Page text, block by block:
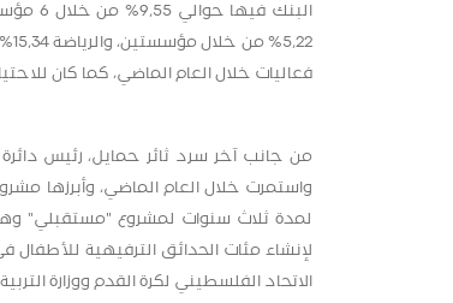
فعاليات خلال العام الماضي، كما كان للاحتياجات الخاصة
واستمرت خلال العام الماضي، وأبرزها
لإنشاء مئات الحدائق الترفيهية
الاتحاد الفلسطيني لكرة القدم ووزارة